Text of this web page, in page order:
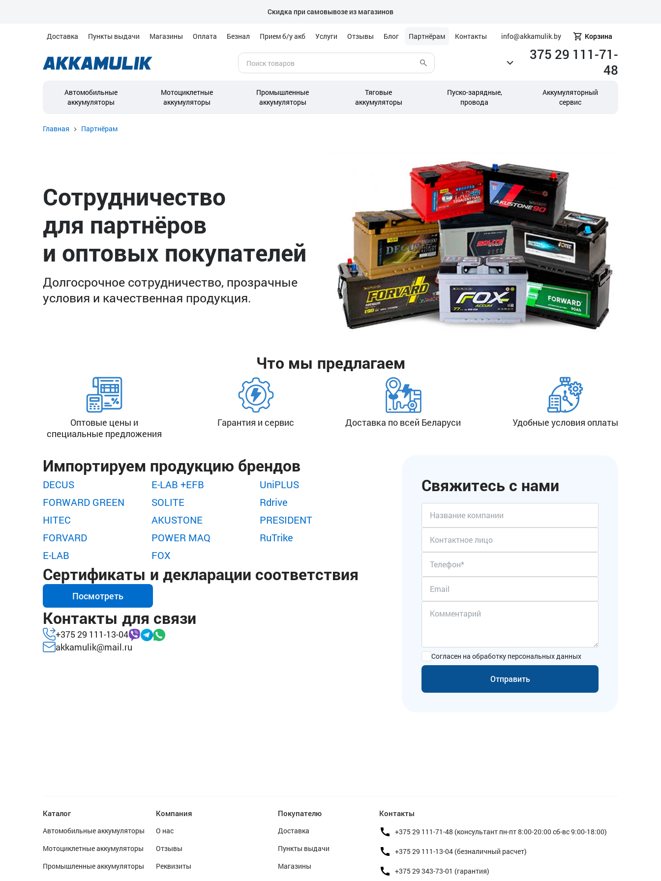
Скидка при самовывозе из магазинов
Доставка Пункты выдачи Магазины Оплата Безнал Прием б/у акб Услуги Отзывы Блог Партнёрам Контакты info@akkamulik.by Корзина
375 29 111-71-
48
Автомобильные
аккумуляторы
Мотоциклетные
аккумуляторы
Промышленные
аккумуляторы
Тяговые
аккумуляторы
Пуско-зарядные,
провода
Аккумуляторный
сервис
Главная Партнёрам
Сотрудничество
для партнёров
и оптовых покупателей
Долгосрочное сотрудничество, прозрачные
условия и качественная продукция.
Что мы предлагаем
Оптовые цены и
специальные предложения
Гарантия и сервис Доставка по всей Беларуси Удобные условия оплаты
Импортируем продукцию брендов
DECUS
FORWARD GREEN
HITEC
FORVARD
E-LAB
E-LAB +EFB
SOLITE
AKUSTONE
POWER MAQ
FOX
UniPLUS
Rdrive
PRESIDENT
RuTrike
Сертификаты и декларации соответствия
Посмотреть
Контакты для связи
+375 29 111-13-04
akkamulik@mail.ru
Свяжитесь с нами
Согласен на обработку персональных данных
Отправить
Каталог
Автомобильные аккумуляторы
Мотоциклетные аккумуляторы
Промышленные аккумуляторы
Компания
О нас
Отзывы
Реквизиты
Покупателю
Доставка
Пункты выдачи
Магазины
Контакты
+375 29 111-71-48 (консультант пн-пт 8:00-20:00 сб-вс 9:00-18:00)
+375 29 111-13-04 (безналичный расчет)
+375 29 343-73-01 (гарантия)